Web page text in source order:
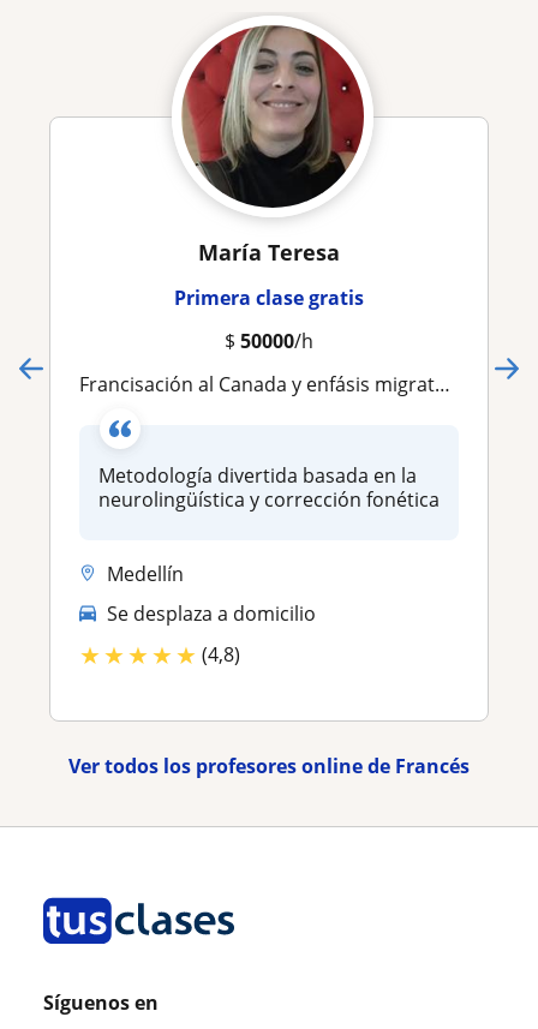
María Teresa
Primera clase gratis
$ 50000/h
Francisación al Canada y enfásis migratorio Preparación al TCF TEF DELF
Metodología divertida basada en la
neurolingüística y corrección fonética
Medellín
Se desplaza a domicilio
★★★★★ (4,8)
Ver todos los profesores online de Francés
Síguenos en